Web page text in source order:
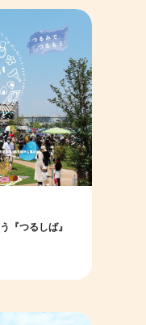
『つるしば』